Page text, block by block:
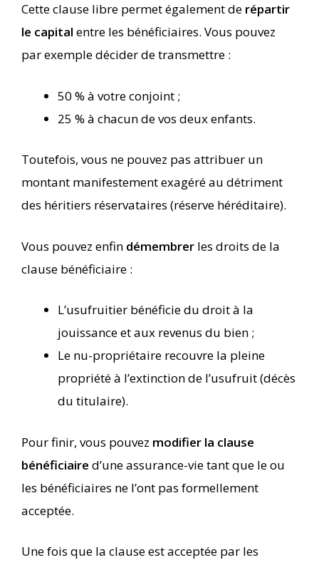
Cette clause libre permet également de répartir
le capital entre les bénéficiaires. Vous pouvez
par exemple décider de transmettre :
50 % à votre conjoint ;
25 % à chacun de vos deux enfants.
Toutefois, vous ne pouvez pas attribuer un
montant manifestement exagéré au détriment
des héritiers réservataires (réserve héréditaire).
Vous pouvez enfin démembrer les droits de la
clause bénéficiaire :
L’usufruitier bénéficie du droit à la
jouissance et aux revenus du bien ;
Le nu-propriétaire recouvre la pleine
propriété à l’extinction de l’usufruit (décès
du titulaire).
Pour finir, vous pouvez modifier la clause
bénéficiaire d’une assurance-vie tant que le ou
les bénéficiaires ne l’ont pas formellement
acceptée.
Une fois que la clause est acceptée par les